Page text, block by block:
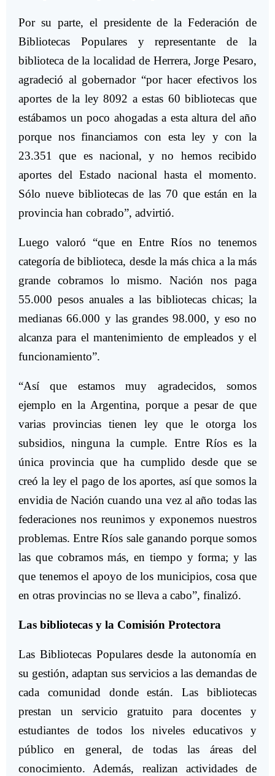
Por su parte, el presidente de la Federación de
Bibliotecas Populares y representante de la
biblioteca de la localidad de Herrera, Jorge Pesaro,
agradeció al gobernador “por hacer efectivos los
aportes de la ley 8092 a estas 60 bibliotecas que
estábamos un poco ahogadas a esta altura del año
porque nos financiamos con esta ley y con la
23.351 que es nacional, y no hemos recibido
aportes del Estado nacional hasta el momento.
Sólo nueve bibliotecas de las 70 que están en la
provincia han cobrado”, advirtió.
Luego valoró “que en Entre Ríos no tenemos
categoría de biblioteca, desde la más chica a la más
grande cobramos lo mismo. Nación nos paga
55.000 pesos anuales a las bibliotecas chicas; la
medianas 66.000 y las grandes 98.000, y eso no
alcanza para el mantenimiento de empleados y el
funcionamiento”.
“Así que estamos muy agradecidos, somos
ejemplo en la Argentina, porque a pesar de que
varias provincias tienen ley que le otorga los
subsidios, ninguna la cumple. Entre Ríos es la
única provincia que ha cumplido desde que se
creó la ley el pago de los aportes, así que somos la
envidia de Nación cuando una vez al año todas las
federaciones nos reunimos y exponemos nuestros
problemas. Entre Ríos sale ganando porque somos
las que cobramos más, en tiempo y forma; y las
que tenemos el apoyo de los municipios, cosa que
en otras provincias no se lleva a cabo”, finalizó.
Las bibliotecas y la Comisión Protectora
Las Bibliotecas Populares desde la autonomía en
su gestión, adaptan sus servicios a las demandas de
cada comunidad donde están. Las bibliotecas
prestan un servicio gratuito para docentes y
estudiantes de todos los niveles educativos y
público en general, de todas las áreas del
conocimiento. Además, realizan actividades de